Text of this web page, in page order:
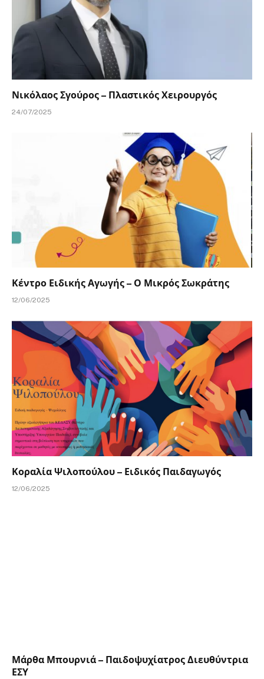
Νικόλαος Σγούρος – Πλαστικός Χειρουργός
24/07/2025
Κέντρο Ειδικής Αγωγής – Ο Μικρός Σωκράτης
12/06/2025
Κοραλία Ψιλοπούλου – Ειδικός Παιδαγωγός
12/06/2025
Μάρθα Μπουρνιά – Παιδοψυχίατρος Διευθύντρια
ΕΣΥ